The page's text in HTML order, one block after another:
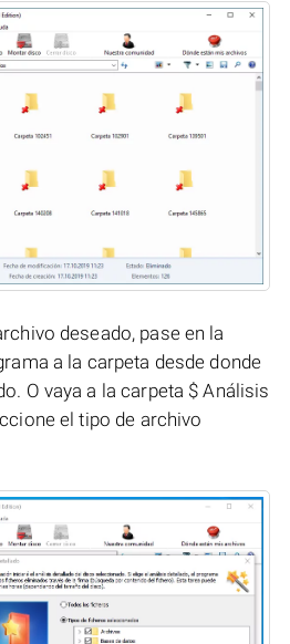
deseado, pase en la
a la carpeta desde donde
O vaya a la carpeta $ Análisis
el tipo de archivo